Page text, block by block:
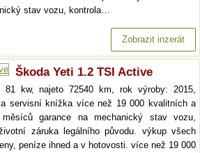
stav vozu, kontrola…
Zobrazit inzerát
Škoda Yeti 1.2 TSI Active
kw, najeto 72540 km, rok výroby: 2015,
servisní knížka více než 19 000 kvalitních a
garance na mechanický stav vozu,
záruka legálního původu. výkup všech
peníze ihned a v hotovosti. více než 19 000